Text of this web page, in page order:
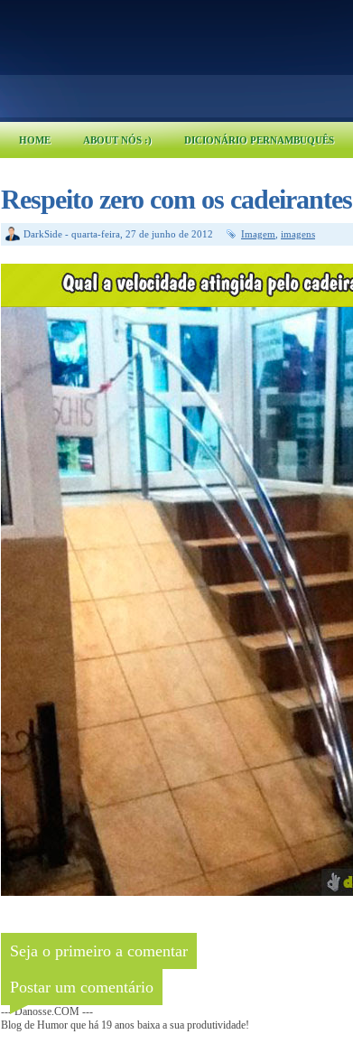
HOME ABOUT NÓS :) DICIONÁRIO PERNAMBUQUÊS
Respeito zero com os cadeirantes
DarkSide - quarta-feira, 27 de junho de 2012 Imagem imagens
Seja o primeiro a comentar
Postar um comentário
--- Danosse.COM ---
Blog de Humor que há 19 anos baixa a sua produtividade!